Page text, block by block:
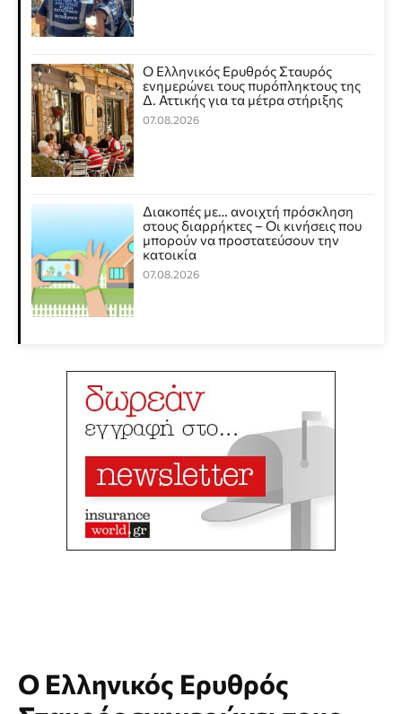
Ο Ελληνικός Ερυθρός Σταυρός
ενημερώνει τους πυρόπληκτους της
Δ. Αττικής για τα μέτρα στήριξης
07.08.2026
Διακοπές με… ανοιχτή πρόσκληση
στους διαρρήκτες – Οι κινήσεις που
μπορούν να προστατεύσουν την
κατοικία
07.08.2026